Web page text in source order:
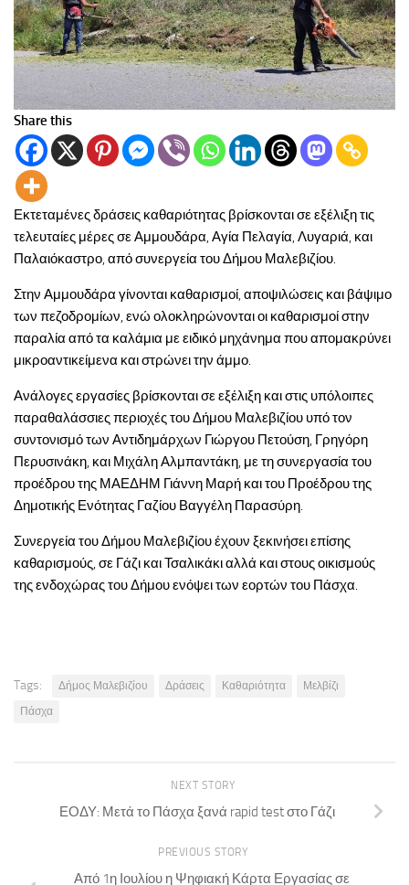
Share this
Εκτεταμένες δράσεις καθαριότητας βρίσκονται σε εξέλιξη τις
τελευταίες μέρες σε Αμμουδάρα, Αγία Πελαγία, Λυγαριά, και
Παλαιόκαστρο, από συνεργεία του Δήμου Μαλεβιζίου.
Στην Αμμουδάρα γίνονται καθαρισμοί, αποψιλώσεις και βάψιμο
των πεζοδρομίων, ενώ ολοκληρώνονται οι καθαρισμοί στην
παραλία από τα καλάμια με ειδικό μηχάνημα που απομακρύνει
μικροαντικείμενα και στρώνει την άμμο.
Ανάλογες εργασίες βρίσκονται σε εξέλιξη και στις υπόλοιπες
παραθαλάσσιες περιοχές του Δήμου Μαλεβιζίου υπό τον
συντονισμό των Αντιδημάρχων Γιώργου Πετούση, Γρηγόρη
Περυσινάκη, και Μιχάλη Αλμπαντάκη, με τη συνεργασία του
προέδρου της ΜΑΕΔΗΜ Γιάννη Μαρή και του Προέδρου της
Δημοτικής Ενότητας Γαζίου Βαγγέλη Παρασύρη.
Συνεργεία του Δήμου Μαλεβιζίου έχουν ξεκινήσει επίσης
καθαρισμούς, σε Γάζι και Τσαλικάκι αλλά και στους οικισμούς
της ενδοχώρας του Δήμου ενόψει των εορτών του Πάσχα.
Tags: Δήμος Μαλεβιζίου Δράσεις Καθαριότητα
Μελβίζι
Πάσχα
NEXT STORY
ΕΟΔΥ: Μετά το Πάσχα ξανά rapid test στο Γάζι
PREVIOUS STORY
Από 1η Ιουλίου η Ψηφιακή Κάρτα Εργασίας σε